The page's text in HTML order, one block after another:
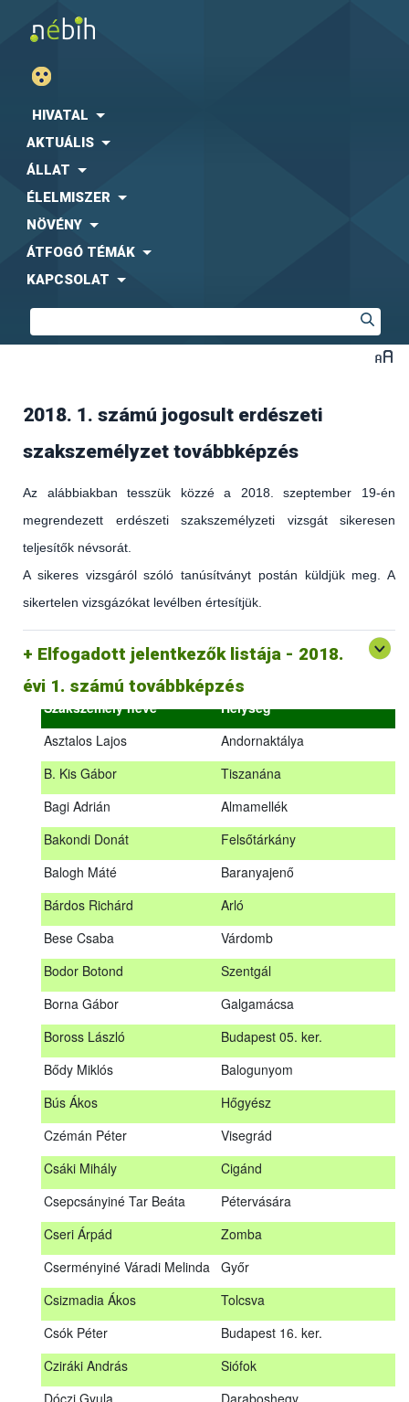
HIVATAL
AKTUÁLIS
ÁLLAT
ÉLELMISZER
NÖVÉNY
ÁTFOGÓ TÉMÁK
KAPCSOLAT
2018. 1. számú jogosult erdészeti
szakszemélyzet továbbképzés
Az alábbiakban tesszük közzé a 2018. szeptember 19-én
megrendezett erdészeti szakszemélyzeti vizsgát sikeresen
teljesítők névsorát.
A sikeres vizsgáról szóló tanúsítványt postán küldjük meg. A
sikertelen vizsgázókat levélben értesítjük.
Elfogadott jelentkezők listája - 2018.
évi 1. számú továbbképzés
(az erdőgazdálkodást és az erdészeti szakirányítást érintő
hatályos jogszabályokról és azok alkalmazásáról szóló
általános továbbképzés)
2018.09.18. – 2018.09.19.
Szakszemély neve
Helység
Asztalos Lajos
Andornaktálya
B. Kis Gábor
Tiszanána
Bagi Adrián
Almamellék
Bakondi Donát
Felsőtárkány
Balogh Máté
Baranyajenő
Bárdos Richárd
Arló
Bese Csaba
Várdomb
Bodor Botond
Szentgál
Borna Gábor
Galgamácsa
Boross László
Budapest 05. ker.
Bődy Miklós
Balogunyom
Bús Ákos
Hőgyész
Czémán Péter
Visegrád
Csáki Mihály
Cigánd
Csepcsányiné Tar Beáta
Pétervására
Cseri Árpád
Zomba
Cserményiné Váradi Melinda Győr
Csizmadia Ákos
Tolcsva
Csók Péter
Budapest 16. ker.
Cziráki András
Siófok
Az alábbiakban tesszük közzé a 2018. szeptember 19-én
megrendezett erdészeti szakszemélyzeti vizsgát sikeresen
teljesítők névsorát.
A sikeres vizsgáról szóló tanúsítványt postán küldjük meg. A
Tiszanána
Almamellék
Felsőtárkány
Balogh Máté
Baranyajenő
Arló
Várdomb
Bodor Botond
Szentgál
Boross László
Bődy Miklós
Bús Ákos
Hőgyész
Barcs